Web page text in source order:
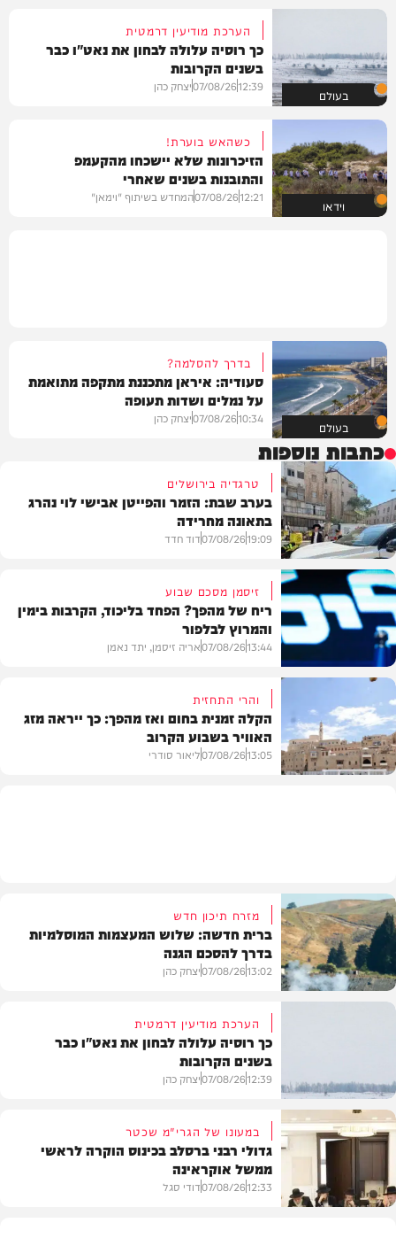
בעולם
הערכת מודיעין דרמטית
כך רוסיה עלולה לבחון את נאט"ו כבר
בשנים הקרובות
12:39
07/08/26יצחק כהן
וידאו
כשהאש בוערת!
הזיכרונות שלא יישכחו מהקעמפ
והתובנות בשנים שאחרי
12:21
07/08/26המחדש בשיתוף "וימאן"
בעולם
בדרך להסלמה?
סעודיה: איראן מתכננת מתקפה מתואמת
על נמלים ושדות תעופה
10:34
07/08/26יצחק כהן
כתבות נוספות
בארץ
טרגדיה בירושלים
בערב שבת: הזמר והפייטן אבישי לוי נהרג
בתאונה מחרידה
19:09
07/08/26דוד חדד
פוליטי
זיסמן מסכם שבוע
ריח של מהפך? הפחד בליכוד, הקרבות בימין
והמרוץ לבלפור
13:44
07/08/26אריה זיסמן, יתד נאמן
והרי התחזית
הקלה זמנית בחום ואז מהפך: כך ייראה מזג
האוויר בשבוע הקרוב
13:05
07/08/26ליאור סודרי
מזרח תיכון חדש
ברית חדשה: שלוש המעצמות המוסלמיות
בדרך להסכם הגנה
13:02
07/08/26יצחק כהן
הערכת מודיעין דרמטית
כך רוסיה עלולה לבחון את נאט"ו כבר
בשנים הקרובות
12:39
07/08/26יצחק כהן
במעונו של הגרי"מ שכטר
גדולי רבני ברסלב בכינוס הוקרה לראשי
ממשל אוקראינה
12:33
07/08/26דודי סגל